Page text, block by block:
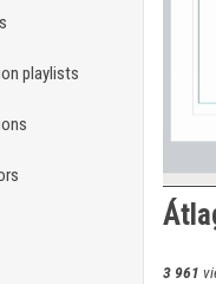
playlists
3 961